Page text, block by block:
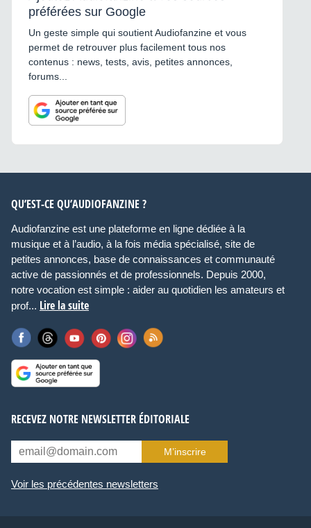
préférées sur Google
Un geste simple qui soutient Audiofanzine et vous
permet de retrouver plus facilement tous nos
contenus : news, tests, avis, petites annonces,
forums...
QU’EST-CE QU’AUDIOFANZINE ?
Audiofanzine est une plateforme en ligne dédiée à la
musique et à l’audio, à la fois média spécialisé, site de
petites annonces, base de connaissances et communauté
active de passionnés et de professionnels. Depuis 2000,
notre vocation est simple : aider au quotidien les amateurs et
prof... Lire la suite
RECEVEZ NOTRE NEWSLETTER ÉDITORIALE
M’inscrire
Voir les précédentes newsletters